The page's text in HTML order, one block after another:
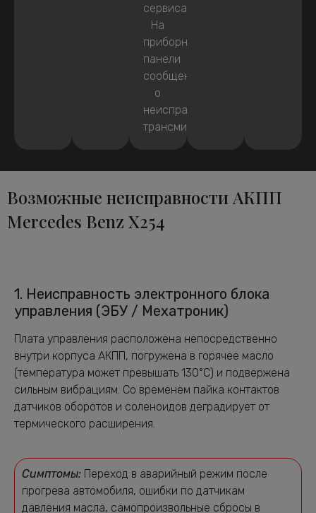
сервиса.
На
приборной
панели
сообщение
о
неисправности
трансмиссии.
Возможные неисправности АКПП
Mercedes Benz X254
1. Неисправность электронного блока
управления (ЭБУ / Мехатроник)
Плата управления расположена непосредственно
внутри корпуса АКПП, погружена в горячее масло
(температура может превышать 130°C) и подвержена
сильным вибрациям. Со временем пайка контактов
датчиков оборотов и соленоидов деградирует от
термического расширения.
Симптомы: Переход в аварийный режим после
прогрева автомобиля, ошибки по датчикам
давления масла, самопроизвольные сбросы в